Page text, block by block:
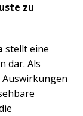
zu
stellt eine
dar. Als